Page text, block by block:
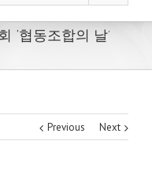
‘협동조합의 날’
Previous Next